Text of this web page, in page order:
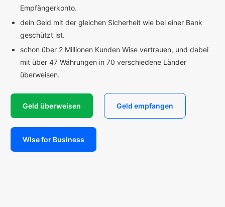
Empfängerkonto.
dein Geld mit der gleichen Sicherheit wie bei einer Bank
geschützt ist.
schon über 2 Millionen Kunden Wise vertrauen, und dabei
mit über 47 Währungen in 70 verschiedene Länder
überweisen.
Geld überweisen Geld empfangen
Wise for Business